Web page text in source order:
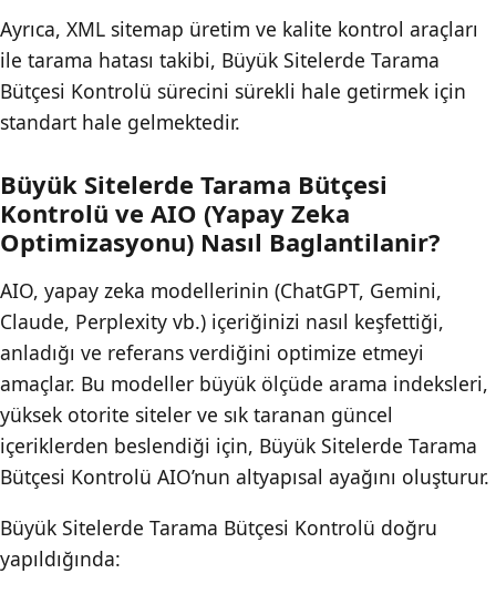
Ayrıca, XML sitemap üretim ve kalite kontrol araçları
ile tarama hatası takibi, Büyük Sitelerde Tarama
Bütçesi Kontrolü sürecini sürekli hale getirmek için
standart hale gelmektedir.
Büyük Sitelerde Tarama Bütçesi
Kontrolü ve AIO (Yapay Zeka
Optimizasyonu) Nasıl Baglantilanir?
AIO, yapay zeka modellerinin (ChatGPT, Gemini,
Claude, Perplexity vb.) içeriğinizi nasıl keşfettiği,
anladığı ve referans verdiğini optimize etmeyi
amaçlar. Bu modeller büyük ölçüde arama indeksleri,
yüksek otorite siteler ve sık taranan güncel
içeriklerden beslendiği için, Büyük Sitelerde Tarama
Bütçesi Kontrolü AIO’nun altyapısal ayağını oluşturur.
Büyük Sitelerde Tarama Bütçesi Kontrolü doğru
yapıldığında: